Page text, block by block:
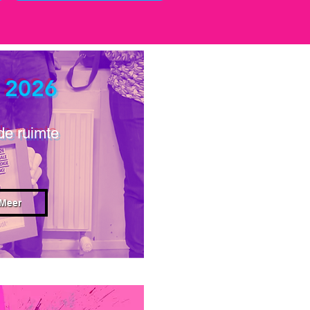
ruimte